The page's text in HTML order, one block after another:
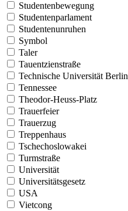
Studentenbewegung
Studentenparlament
Studentenunruhen
Symbol
Taler
Tauentzienstraße
Technische Universität Berlin
Tennessee
Theodor-Heuss-Platz
Trauerfeier
Trauerzug
Treppenhaus
Tschechoslowakei
Turmstraße
Universität
Universitätsgesetz
USA
Vietcong